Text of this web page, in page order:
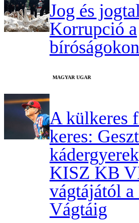
Jog és
Korrupció a
bíróságokon
MAGYAR UGAR
A külkeres
keres:
KISZ KB
vágtájától a
Vágtáig